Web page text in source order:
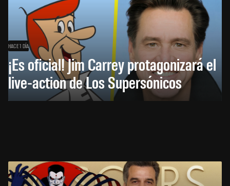
HACE 1 DÍA
¡Es oficial! Jim Carrey protagonizará el
live-action de Los Supersónicos